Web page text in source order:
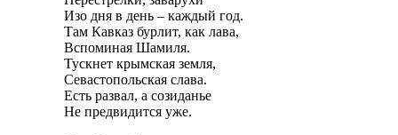
Изо дня в день – каждый год.
Там Кавказ бурлит, как лава,
Вспоминая Шамиля.
Тускнет крымская земля,
Севастопольская слава.
Есть развал, а созиданье
Не предвидится уже.